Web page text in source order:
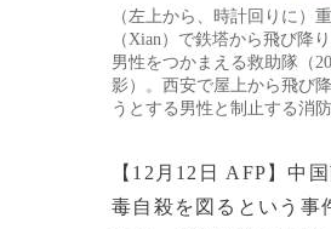
（左上から、時計回りに）
（Xian）で鉄塔から飛び降
男性をつかまえる救助隊（
影）。西安で屋上から飛び
うとする男性と制止する消
【12月12日 AFP】中
毒自殺を図るという事